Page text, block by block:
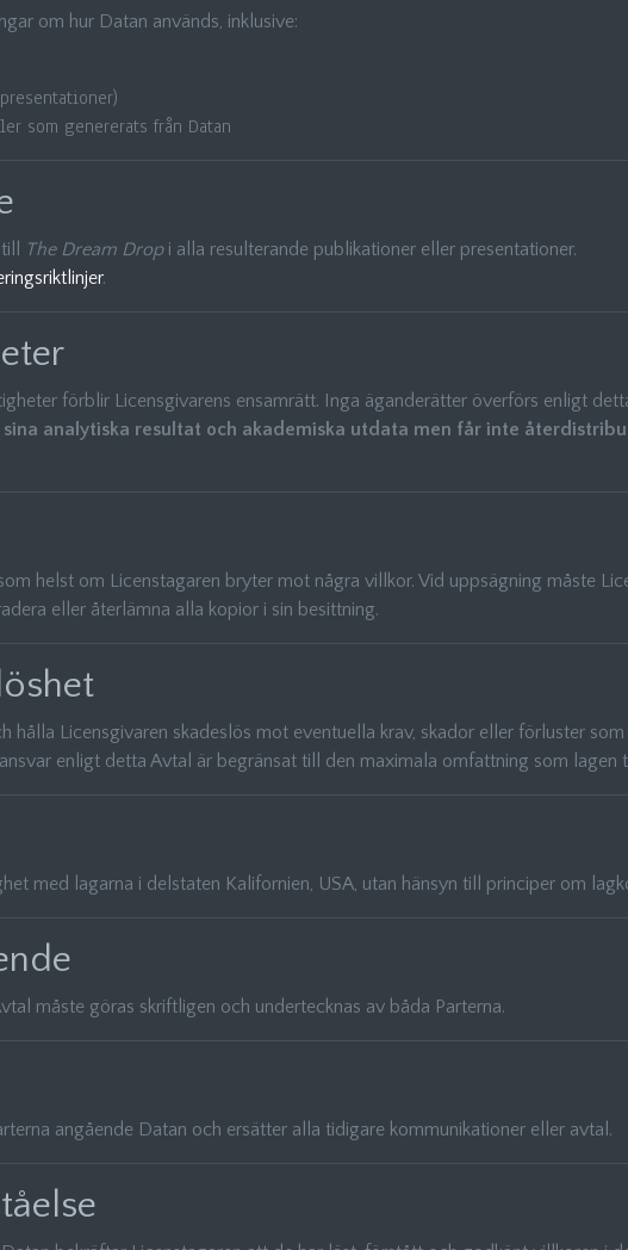
om hur Datan används, inklusive:
som genererats från Datan
The Dream Dropi alla resulterande publikationer eller presentationer.
.
förblir Licensgivarens ensamrätt. Inga äganderätter överförs enligt
analytiska resultat och akademiska utdata men får inte
helst om Licenstagaren bryter mot några villkor. Vid uppsägning måste
eller återlämna alla kopior i sin besittning.
hålla Licensgivaren skadeslös mot eventuella krav, skador eller förluster
enligt detta Avtal är begränsat till den maximala omfattning som lagen
med lagarna i delstaten Kalifornien, USA, utan hänsyn till principer om
måste göras skriftligen och undertecknas av båda Parterna.
angående Datan och ersätter alla tidigare kommunikationer eller avtal.